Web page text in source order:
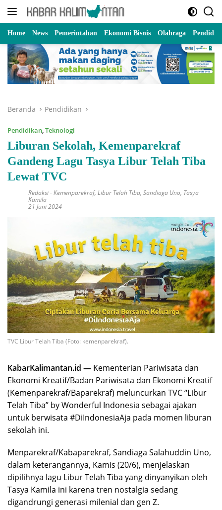
Langsung
Home News Pemerintahan Ekonomi Bisnis Olahraga
Beranda Pendidikan
Pendidikan,Teknologi
Liburan Sekolah, Kemenparekraf
Gandeng Lagu Tasya Libur Telah Tiba
Lewat TVC
Redaksi-Kemenparekraf, Libur Telah Tiba, Sandiaga Uno, Tasya
Kamila
21 Juni 2024
TVC Libur Telah Tiba (Foto: kemenparekraf).
KabarKalimantan.id — Kementerian Pariwisata dan
Ekonomi Kreatif/Badan Pariwisata dan Ekonomi Kreatif
(Kemenparekraf/Baparekraf) meluncurkan TVC “Libur
Telah Tiba” by Wonderful Indonesia sebagai ajakan
untuk berwisata #DiIndonesiaAja pada momen liburan
sekolah ini.
Menparekraf/Kabaparekraf, Sandiaga Salahuddin Uno,
dalam keterangannya, Kamis (20/6), menjelaskan
dipilihnya lagu Libur Telah Tiba yang dinyanyikan oleh
Tasya Kamila ini karena tren nostalgia sedang
digandrungi generasi milenial dan gen Z.